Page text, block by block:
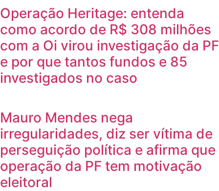
Operação Heritage: entenda
como acordo de R$ 308 milhões
com a Oi virou investigação da PF
e por que tantos fundos e 85
investigados no caso
Mauro Mendes nega
irregularidades, diz ser vítima de
perseguição política e afirma que
operação da PF tem motivação
eleitoral